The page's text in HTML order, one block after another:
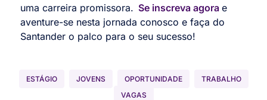
uma carreira promissora. Se inscreva agora e
aventure-se nesta jornada conosco e faça do
Santander o palco para o seu sucesso!
ESTÁGIO JOVENS OPORTUNIDADE
TRABALHO
VAGAS